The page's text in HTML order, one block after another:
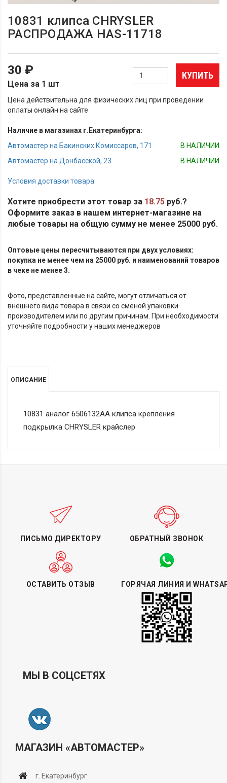
10831 клипса CHRYSLER
РАСПРОДАЖА HAS-11718
30 ₽
Цена за 1 шт
КУПИТЬ
Цена действительна для физических лиц при проведении
оплаты онлайн на сайте
Наличие в магазинах г.Екатеринбурга:
Автомастер на Бакинских Комиссаров, 171
В НАЛИЧИИ
Автомастер на Донбасской, 23
В НАЛИЧИИ
Условия доставки товара
Хотите приобрести этот товар за 18.75 руб.?
Оформите заказ в нашем интернет-магазине на
любые товары на общую сумму не менее 25000 руб.
Оптовые цены пересчитываются при двух условиях:
покупка не менее чем на 25000 руб. и наименований товаров
в чеке не менее 3.
Фото, представленные на сайте, могут отличаться от
внешнего вида товара в связи со сменой упаковки
производителем или по другим причинам. При необходимости
уточняйте подробности у наших менеджеров
ОПИСАНИЕ
10831 аналог 6506132AA клипса крепления
подкрылка CHRYSLER крайслер
ПИСЬМО ДИРЕКТОРУ ОБРАТНЫЙ ЗВОНОК
ОСТАВИТЬ ОТЗЫВ ГОРЯЧАЯ ЛИНИЯ И
МЫ В СОЦСЕТЯХ
МАГАЗИН «АВТОМАСТЕР»
г. Екатеринбург